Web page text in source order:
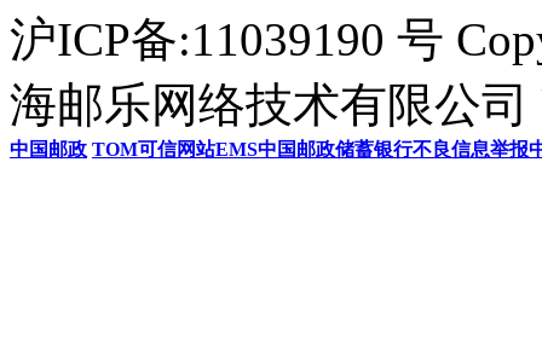
沪ICP备:11039190 号
海邮乐网络技术有限公司
中国邮政 TOM可信网站EMS中国邮政储蓄银行不良信息举报